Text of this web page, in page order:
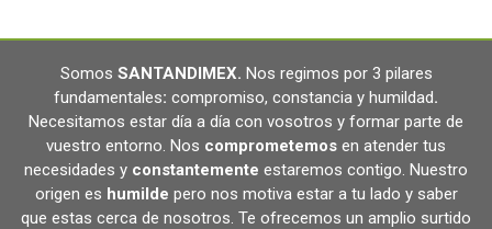
Somos SANTANDIMEX. Nos regimos por 3 pilares
fundamentales: compromiso, constancia y humildad.
Necesitamos estar día a día con vosotros y formar parte de
vuestro entorno. Nos comprometemos en atender tus
necesidades y constantemente estaremos contigo. Nuestro
origen es humilde pero nos motiva estar a tu lado y saber
que estas cerca de nosotros. Te ofrecemos un amplio surtido